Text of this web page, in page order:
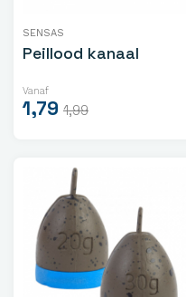
SENSAS
Peillood kanaal
Vanaf
1,79 1,99